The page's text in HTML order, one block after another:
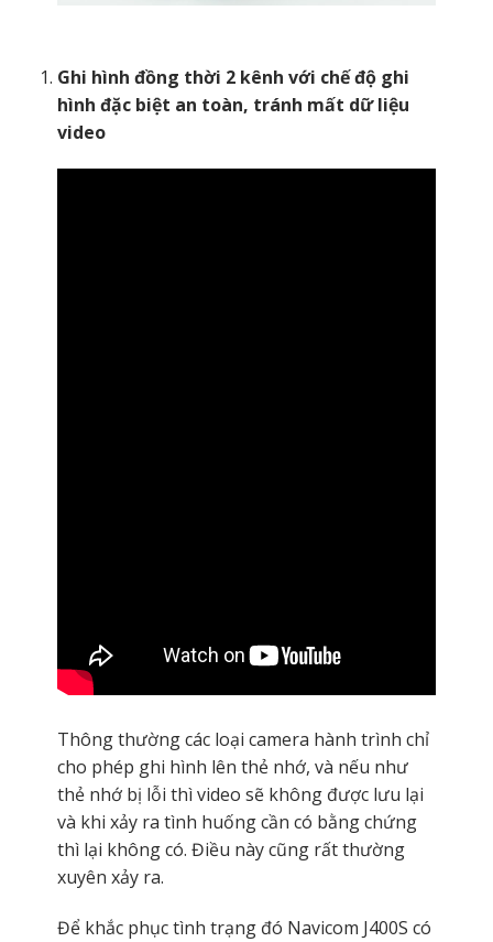
Ghi hình đồng thời 2 kênh với chế độ ghi
hình đặc biệt an toàn, tránh mất dữ liệu
video
Thông thường các loại camera hành trình chỉ
cho phép ghi hình lên thẻ nhớ, và nếu như
thẻ nhớ bị lỗi thì video sẽ không được lưu lại
và khi xảy ra tình huống cần có bằng chứng
thì lại không có. Điều này cũng rất thường
xuyên xảy ra.
Để khắc phục tình trạng đó Navicom J400S có